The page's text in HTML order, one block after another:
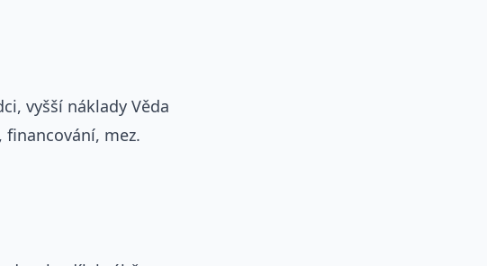
vyšší náklady Věda
mez.